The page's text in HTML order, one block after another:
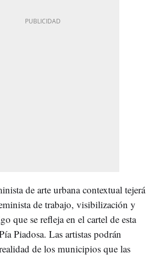
de arte urbana contextual tejerá
de trabajo, visibilización y
que se refleja en el cartel de esta
Piadosa. Las artistas podrán
de los municipios que las